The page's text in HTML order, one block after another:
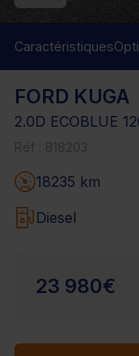
FORD KUGA
2.0D ECOBLUE
18235 km
Diesel
23 980€
Caractéristiques